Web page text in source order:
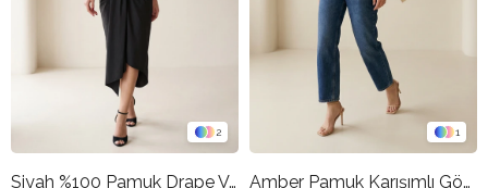
2
Siyah %100 Pamuk Drape Ve Bel Detaylı Tam Kalıp Etek
1
Amber Pamuk Karışımlı Gömlek Yaka Panço Detaylı Trençkot